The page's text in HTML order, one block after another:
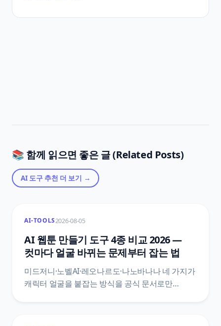
📚 함께 읽으면 좋은 글 (Related Posts)
AI 도구 추천 더 보기 →
AI-TOOLS2026-08-05
AI 웹툰 만들기 도구 4종 비교 2026 —
컷마다 얼굴 바뀌는 문제부터 잡는 법
미드저니·노벨AI·레오나르도·나노바나나 네 가지가
캐릭터 얼굴을 붙잡는 방식을 공식 문서로만